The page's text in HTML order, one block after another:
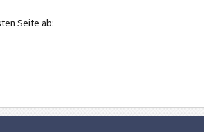
Seite ab: